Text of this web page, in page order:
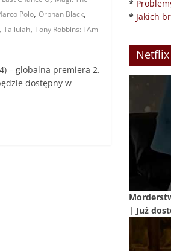
Polo,Orphan Black,
,Tallulah,Tony Robbins: I Am
– globalna premiera 2.
dostępny w
*
* Jakich
Netflix
| Już